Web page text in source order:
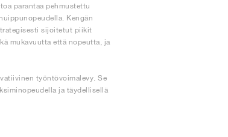
parantaa pehmustettu
Kengän
sijoitetut piikit
mukavuutta että nopeutta, ja
työntövoimalevy. Se
ja täydellisellä